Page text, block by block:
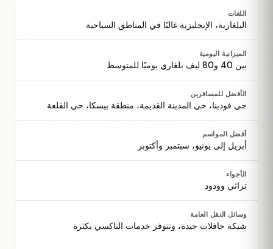
اللغات
البلغارية، الإنجليزية غالبًا في المناطق السياحية
الميزانية اليومية
بين 40 و80 ليف بلغاري يوميًا للمتوسط
الأفضل للمسافرين
حي فودينا، حي المدينة القديمة، منطقة بيسكا، حي القلعة
أفضل المواسم
أبريل إلى يونيو، سبتمبر وأكتوبر
الأجواء
تراثي وودود
وسائل النقل العامة
شبكة حافلات جيدة، وتتوفر خدمات التاكسي بكثرة